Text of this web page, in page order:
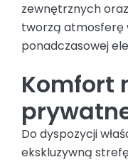
zewnętrznych
tworzą atmosferę
ponadczasowej
Komfort
Do dyspozycji
ekskluzywną